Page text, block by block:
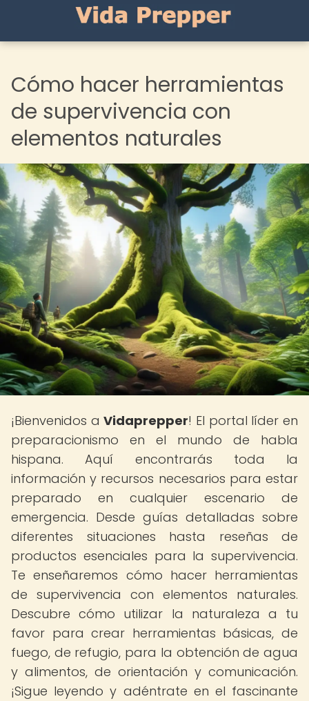
Cómo hacer herramientas
de supervivencia con
elementos naturales
¡Bienvenidos aVidaprepper! El portal líder en
preparacionismo en el mundo de habla
hispana. Aquí encontrarás toda la
información y recursos necesarios para estar
preparado en cualquier escenario de
emergencia. Desde guías detalladas sobre
diferentes situaciones hasta reseñas de
productos esenciales para la supervivencia.
Te enseñaremos cómo hacer herramientas
de supervivencia con elementos naturales.
Descubre cómo utilizar la naturaleza a tu
favor para crear herramientas básicas, de
fuego, de refugio, para la obtención de agua
y alimentos, de orientación y comunicación.
¡Sigue leyendo y adéntrate en el fascinante